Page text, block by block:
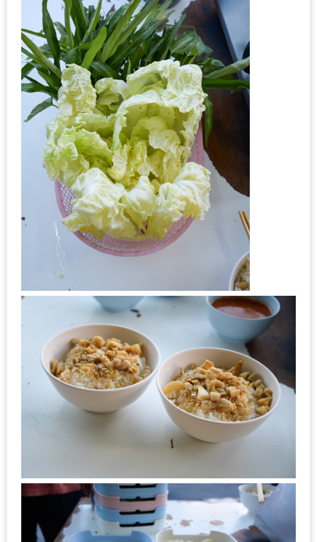
ครั้ง
ที่
2
เทศกาล
เบียร์
ที่
ใหญ่
ที่สุด
ใน
โลก
กับ
โรง
แรม
ลิ
อินน์
เชียงใหม่
PANDA
TIME
ไม่
ทำ
อาหาร
ทาน